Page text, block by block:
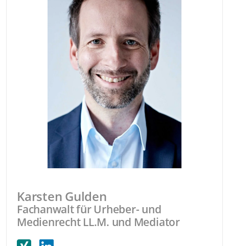
Karsten Gulden
Fachanwalt für Urheber- und
Medienrecht LL.M. und Mediator